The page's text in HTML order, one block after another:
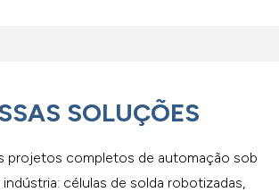
SOLUÇÕES
projetos completos de automação sob
indústria: células de solda robotizadas,